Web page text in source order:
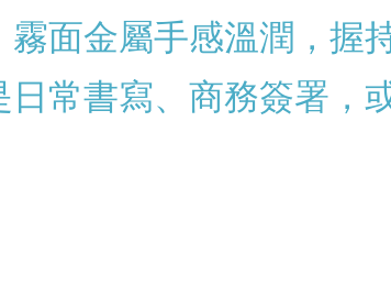
面金屬手感溫潤，握
常書寫、商務簽署，